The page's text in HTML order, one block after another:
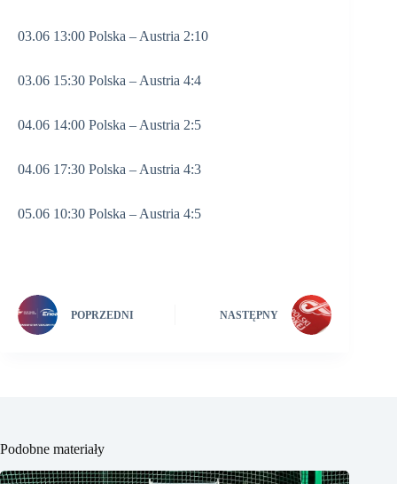
03.06 13:00 Polska – Austria 2:10
03.06 15:30 Polska – Austria 4:4
04.06 14:00 Polska – Austria 2:5
04.06 17:30 Polska – Austria 4:3
05.06 10:30 Polska – Austria 4:5
POPRZEDNI NASTĘPNY
Podobne materiały